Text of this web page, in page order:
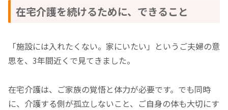
在宅介護を続けるために、できること
「施設には入れたくない。家にいたい」というご夫婦の意
思を、3年間近くで見てきました。
在宅介護は、ご家族の覚悟と体力が必要です。でも同時
に、介護する側が孤立しないこと、ご自身の体も大切にす